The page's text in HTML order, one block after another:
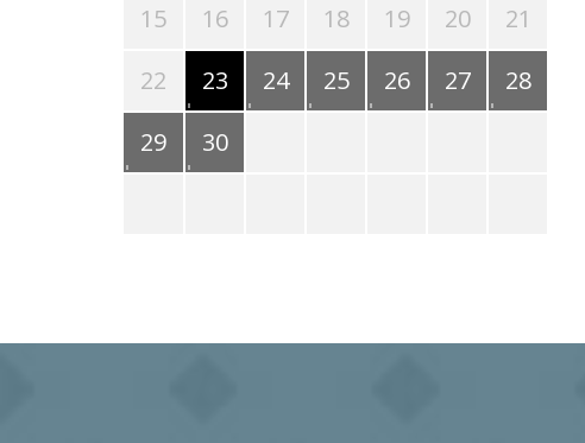
15
16 17 18 19 20
21
22
23 24 25 26 27
28
29
30